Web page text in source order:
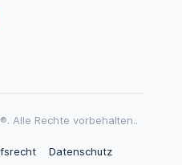
Alle Rechte vorbehalten..
Datenschutz